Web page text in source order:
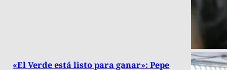
«El Verde está listo para ganar»: Pepe